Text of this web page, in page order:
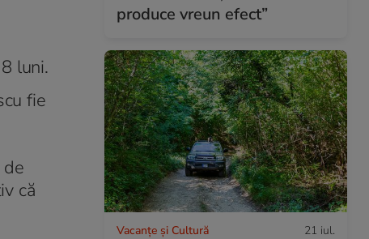
luni.
fie
că
produce vreun efect”
Vacanțe și Cultură 21 iul.